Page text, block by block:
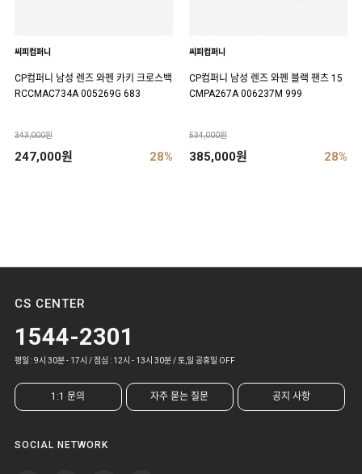
씨피컴퍼니
CP컴퍼니 남성 렌즈 와펜 카키 크로스백
RCCMAC734A 005269G 683
343,000원
247,000원 28%
씨피컴퍼니
CP컴퍼니 남성 렌즈 와펜 블랙 팬츠 15
CMPA267A 006237M 999
534,000원
385,000원 28%
CS CENTER
1544-2301
평일 : 9시 30분 - 17시 / 점심 : 12시 - 13시 30분 / 토,일 공휴일 OFF
1:1 문의 자주 묻는 질문 공지 사항
SOCIAL NETWORK